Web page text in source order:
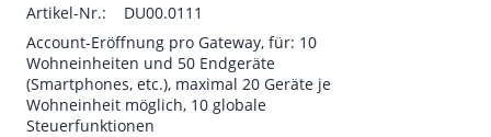
Artikel-Nr.:
DU00.0111
Account-Eröffnung pro Gateway, für: 10
Wohneinheiten und 50 Endgeräte
(Smartphones, etc.), maximal 20 Geräte je
Wohneinheit möglich, 10 globale
Steuerfunktionen